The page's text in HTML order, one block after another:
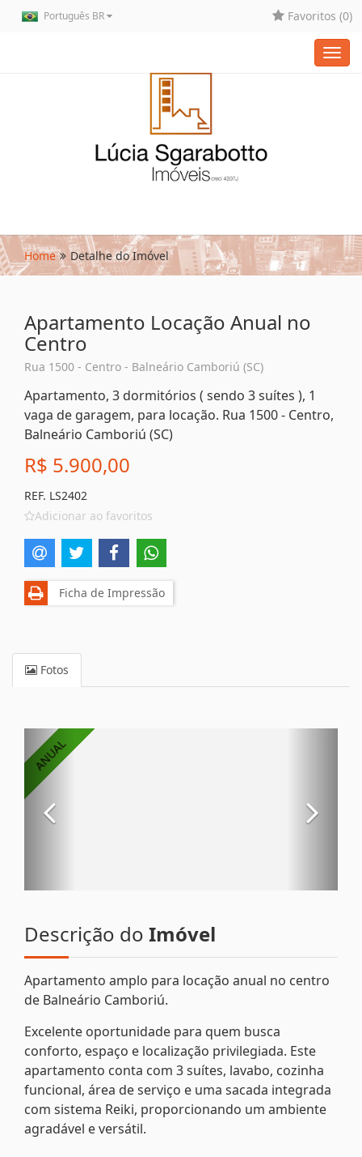
Português BR Favoritos (0)
Home Detalhe do Imóvel
Apartamento Locação Anual no
Centro
Rua 1500 - Centro - Balneário Camboriú (SC)
Apartamento, 3 dormitórios ( sendo 3 suítes ), 1
vaga de garagem, para locação. Rua 1500 - Centro,
Balneário Camboriú (SC)
R$ 5.900,00
REF. LS2402
Adicionar ao favoritos
Ficha de Impressão
Fotos
Descrição do Imóvel
Apartamento amplo para locação anual no centro
de Balneário Camboriú.
Excelente oportunidade para quem busca
conforto, espaço e localização privilegiada. Este
apartamento conta com 3 suítes, lavabo, cozinha
funcional, área de serviço e uma sacada integrada
com sistema Reiki, proporcionando um ambiente
agradável e versátil.